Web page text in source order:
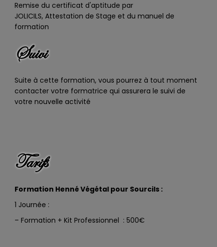
Remise du certificat d'aptitude par
JOLICILS, Attestation de Stage et du manuel de
formation
Suivi
Suite à cette formation, vous pourrez à tout moment
contacter votre formatrice qui assurera le suivi de
votre nouvelle activité
Tarifs
Formation Henné Végétal pour Sourcils :
1 Journée :
– Formation + Kit Professionnel : 500€